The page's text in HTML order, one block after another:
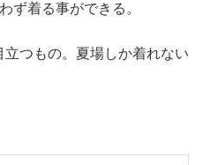
ず着る事ができる。
つもの。 夏場しか着れない